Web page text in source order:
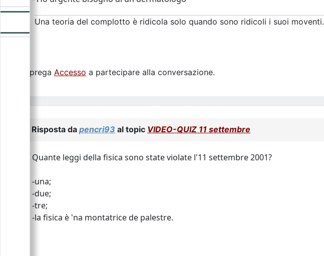
Una teoria del complotto è ridicola solo quando sono ridicoli i suoi moventi.
Si prega Accesso a partecipare alla conversazione.
Risposta da pencri93 al topic VIDEO-QUIZ 11 settembre
Quante leggi della fisica sono state violate l'11 settembre 2001?
-una;
-due;
-tre;
-la fisica è 'na montatrice de palestre.